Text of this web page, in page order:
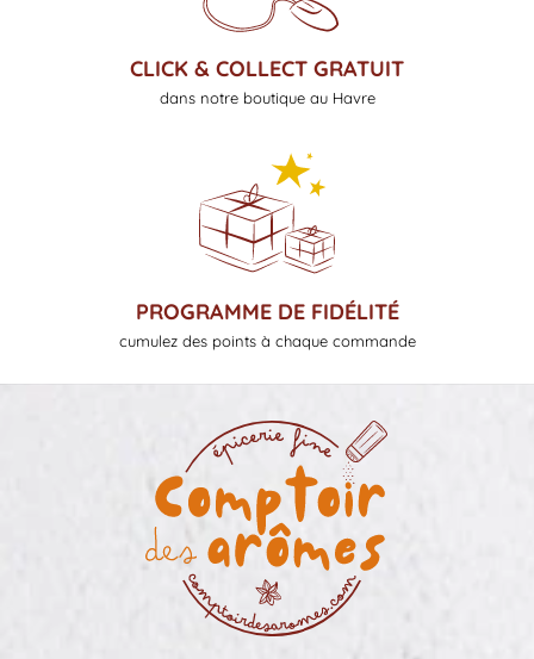
CLICK & COLLECT GRATUIT
dans notre boutique au Havre
PROGRAMME DE FIDÉLITÉ
cumulez des points à chaque commande